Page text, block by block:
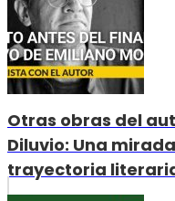
Otras obras del
Diluvio: Una
trayectoria